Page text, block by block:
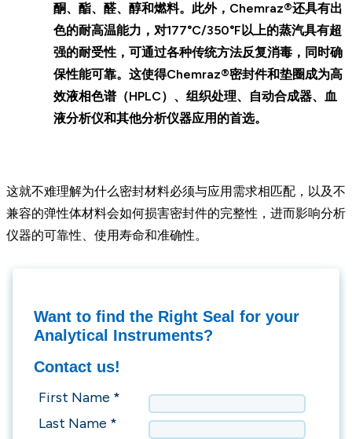
酮、酯、醛、醇和燃料。此外，Chemraz®还具有出
色的耐高温能力，对177°C/350°F以上的蒸汽具有超
强的耐受性，可通过各种传统方法反复消毒，同时确
保性能可靠。这使得Chemraz®密封件和垫圈成为高
效液相色谱（HPLC）、组织处理、自动合成器、血
液分析仪和其他分析仪器应用的首选。
这就不难理解为什么密封材料必须与应用需求相匹配，以及不
兼容的弹性体材料会如何损害密封件的完整性，进而影响分析
仪器的可靠性、使用寿命和准确性。